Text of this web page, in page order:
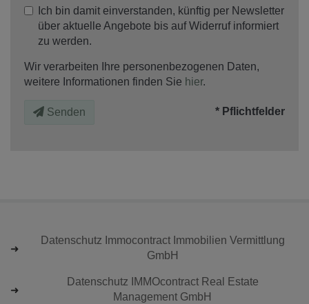
Ich bin damit einverstanden, künftig per Newsletter
über aktuelle Angebote bis auf Widerruf informiert
zu werden.
Wir verarbeiten Ihre personenbezogenen Daten,
weitere Informationen finden Sie hier.
Senden * Pflichtfelder
Datenschutz Immocontract Immobilien Vermittlung
GmbH
Datenschutz IMMOcontract Real Estate
Management GmbH